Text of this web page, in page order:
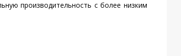
производительность с более низким